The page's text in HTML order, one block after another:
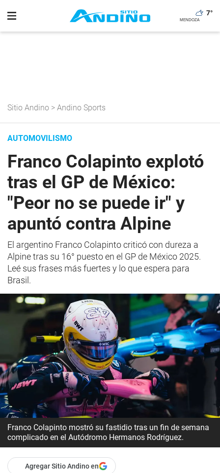
7°
Sitio Andino > Andino Sports
AUTOMOVILISMO
Franco Colapinto explotó
tras el GP de México:
"Peor no se puede ir" y
apuntó contra Alpine
El argentino Franco Colapinto criticó con dureza a
Alpine tras su 16° puesto en el GP de México 2025.
Leé sus frases más fuertes y lo que espera para
Brasil.
Franco Colapinto mostró su fastidio tras un fin de semana
complicado en el Autódromo Hermanos Rodríguez.
Agregar Sitio Andino en